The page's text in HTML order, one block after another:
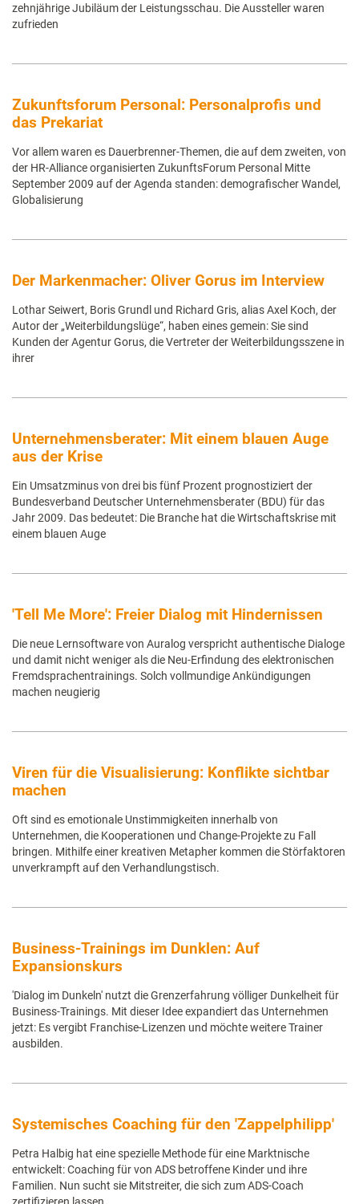
zehnjährige Jubiläum der Leistungsschau. Die Aussteller waren
zufrieden
Zukunftsforum Personal: Personalprofis und
das Prekariat
Vor allem waren es Dauerbrenner-Themen, die auf dem zweiten, von
der HR-Alliance organisierten ZukunftsForum Personal Mitte
September 2009 auf der Agenda standen: demografischer Wandel,
Globalisierung
Der Markenmacher: Oliver Gorus im Interview
Lothar Seiwert, Boris Grundl und Richard Gris, alias Axel Koch, der
Autor der „Weiterbildungslüge“, haben eines gemein: Sie sind
Kunden der Agentur Gorus, die Vertreter der Weiterbildungsszene in
ihrer
Unternehmensberater: Mit einem blauen Auge
aus der Krise
Ein Umsatzminus von drei bis fünf Prozent prognostiziert der
Bundesverband Deutscher Unternehmensberater (BDU) für das
Jahr 2009. Das bedeutet: Die Branche hat die Wirtschaftskrise mit
einem blauen Auge
'Tell Me More': Freier Dialog mit Hindernissen
Die neue Lernsoftware von Auralog verspricht authentische Dialoge
und damit nicht weniger als die Neu-Erfindung des elektronischen
Fremdsprachentrainings. Solch vollmundige Ankündigungen
machen neugierig
Viren für die Visualisierung: Konflikte sichtbar
machen
Oft sind es emotionale Unstimmigkeiten innerhalb von
Unternehmen, die Kooperationen und Change-Projekte zu Fall
bringen. Mithilfe einer kreativen Metapher kommen die Störfaktoren
unverkrampft auf den Verhandlungstisch.
Business-Trainings im Dunklen: Auf
Expansionskurs
'Dialog im Dunkeln' nutzt die Grenzerfahrung völliger Dunkelheit für
Business-Trainings. Mit dieser Idee expandiert das Unternehmen
jetzt: Es vergibt Franchise-Lizenzen und möchte weitere Trainer
ausbilden.
Systemisches Coaching für den 'Zappelphilipp'
Petra Halbig hat eine spezielle Methode für eine Marktnische
entwickelt: Coaching für von ADS betroffene Kinder und ihre
Familien. Nun sucht sie Mitstreiter, die sich zum ADS-Coach